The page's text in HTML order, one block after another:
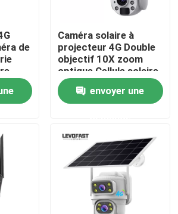
d'ampoule de Wifi
de
PTZ
Caméra solaire à
projecteur 4G Double
objectif 10X zoom
optique Cellule solaire
PTZ Caméra Wifi
Extérieur 6MP Caméra
de vidéosurveillance
envoyer une